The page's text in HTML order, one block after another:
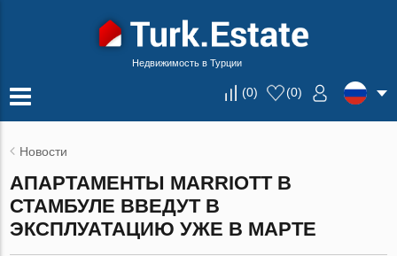
Недвижимость в Турции
(0) (0)
Новости
АПАРТАМЕНТЫ MARRIOTT В
СТАМБУЛЕ ВВЕДУТ В
ЭКСПЛУАТАЦИЮ УЖЕ В МАРТЕ